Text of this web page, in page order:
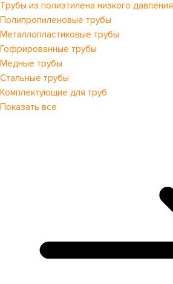
Трубы из полиэтилена низкого давления
Полипропиленовые трубы
Металлопластиковые трубы
Гофрированные трубы
Медные трубы
Стальные трубы
Комплектующие для труб
Показать все